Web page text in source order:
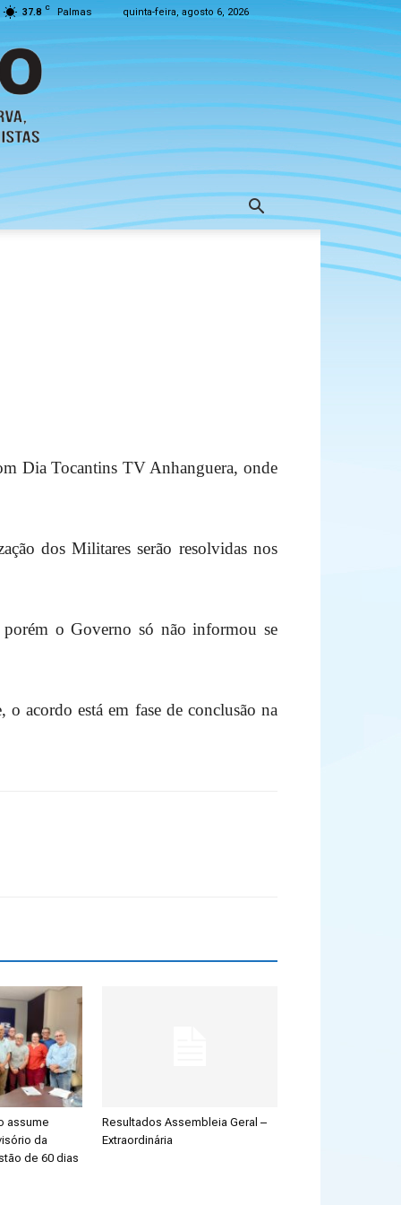
37.8 C Palmas quinta-feira, agosto 6, 2026
Dia Tocantins TV Anhanguera, onde
dos Militares serão resolvidas nos
porém o Governo só não informou se
acordo está em fase de conclusão na
assume
da
de 60 dias
Resultados Assembleia Geral –
Extraordinária